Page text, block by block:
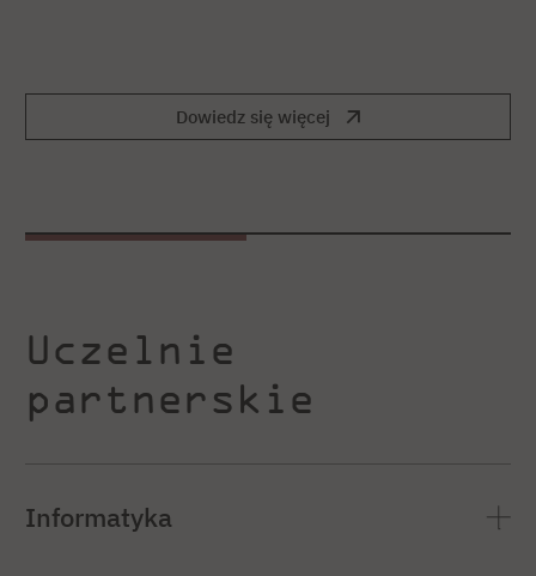
Dowiedz się więcej
Uczelnie
partnerskie
Informatyka